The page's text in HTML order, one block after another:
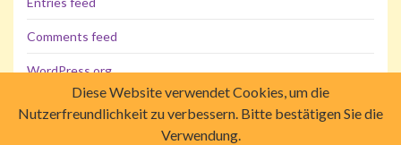
Comments feed
WordPress.org
Diese Website verwendet Cookies, um die
Nutzerfreundlichkeit zu verbessern. Bitte bestätigen Sie die
Verwendung.